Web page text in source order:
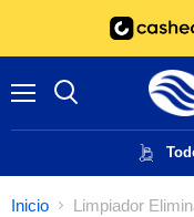
Inicio Limpiador